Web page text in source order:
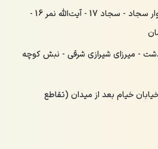
بلوار سجاد - سجاد 17 - آیت‌الله نمر 16 -
- میرزای شیرازی شرقی - نبش کوچه
خیام بعد از میدان (تقاطع